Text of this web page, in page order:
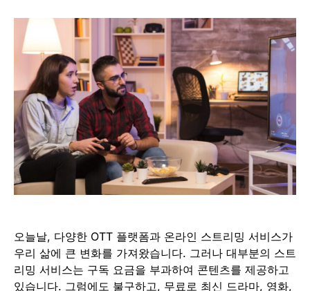
오늘날, 다양한 OTT 플랫폼과 온라인 스트리밍 서비스가
우리 삶에 큰 변화를 가져왔습니다. 그러나 대부분의 스트
리밍 서비스는 구독 요금을 부과하여 콘텐츠를 제공하고
있습니다. 그럼에도 불구하고, 무료로 최신 드라마, 영화,